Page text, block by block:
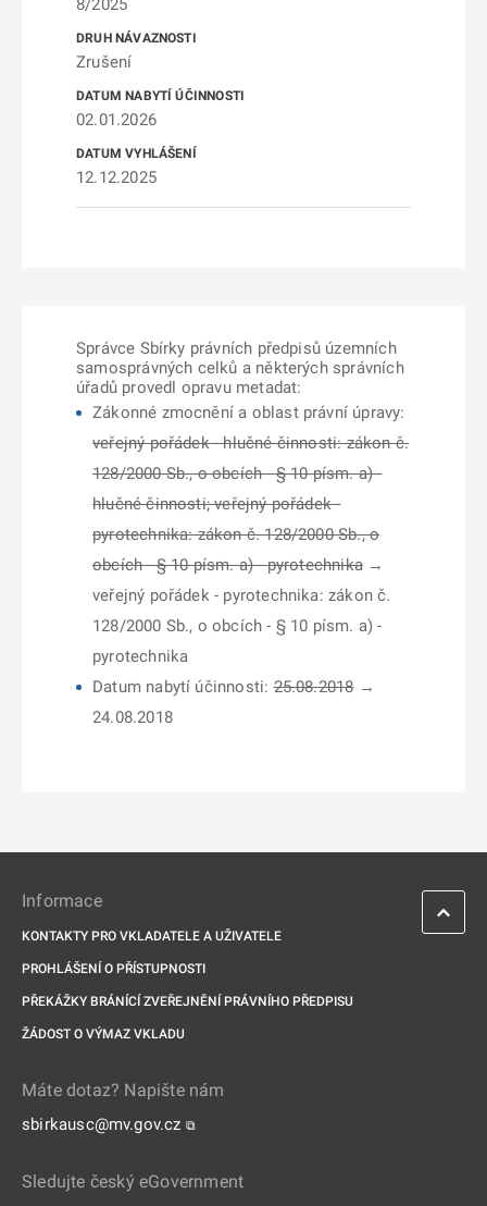
8/2025
Zrušení
02.01.2026
12.12.2025
Správce Sbírky právních předpisů územních
samosprávných celků a některých správních
úřadů provedl opravu metadat:
Zákonné zmocnění a oblast právní úpravy:
veřejný pořádek - hlučné činnosti: zákon č.
128/2000 Sb., o obcích - § 10 písm. a) -
hlučné činnosti; veřejný pořádek -
pyrotechnika: zákon č. 128/2000 Sb., o
obcích - § 10 písm. a) - pyrotechnika→
veřejný pořádek - pyrotechnika: zákon č.
128/2000 Sb., o obcích - § 10 písm. a) -
pyrotechnika
Datum nabytí účinnosti:25.08.2018→
24.08.2018
Informace
KONTAKTY PRO VKLADATELE A UŽIVATELE
PROHLÁŠENÍ O PŘÍSTUPNOSTI
PŘEKÁŽKY BRÁNÍCÍ ZVEŘEJNĚNÍ PRÁVNÍHO PŘEDPISU
ŽÁDOST O VÝMAZ VKLADU
Máte dotaz? Napište nám
sbirkausc@mv.gov.cz ⧉
Sledujte český eGovernment